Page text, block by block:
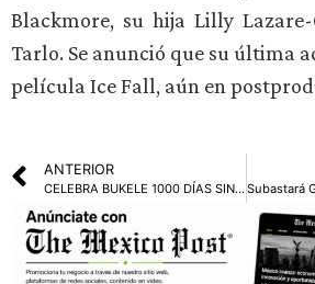
Blackmore, su hija Lilly
Tarlo. Se anunció que su última
película Ice Fall, aún en
ANTERIOR
CELEBRA BUKELE 1000 DÍAS SIN HOMICIDIOS EN EL SALVADOR